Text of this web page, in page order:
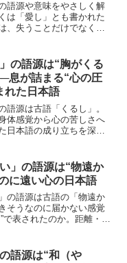
語源や意味をやさしく解
は「愛し」とも書かれた
、失うことだけでなく、
どのように表現してきた
す。
の語源は“胸がくる
息が詰まる“心の圧
れた日本語
語源は古語「くるし」。
体感覚から心の苦しさへ
日本語の成り立ちを深掘
」の語源は“物遠か
に遠い心の日本語
の語源は古語の「物遠か
そうなのに届かない感覚
で表されたのか。距離・焦
語源は“和（や